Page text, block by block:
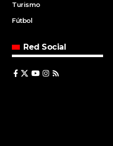
Turismo
Fútbol
Red Social